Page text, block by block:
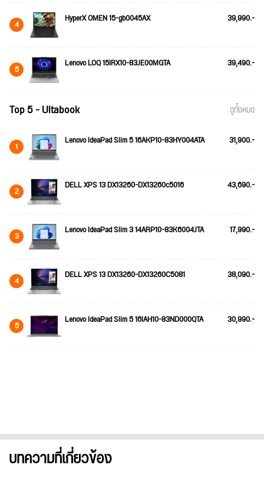
4 HyperX OMEN 15-gb0045AX 39,990.-
5 Lenovo LOQ 15IRX10-83JE00MGTA 39,490.-
Top 5 - Ultabook ดูทั้งหมด
1 Lenovo IdeaPad Slim 5 16AKP10-83HY004ATA 31,900.-
2 DELL XPS 13 DX13260-DX13260c5016 43,690.-
3 Lenovo IdeaPad Slim 3 14ARP10-83K6004JTA 17,990.-
4 DELL XPS 13 DX13260-DX13260C5081 38,090.-
5 Lenovo IdeaPad Slim 5 16IAH10-83ND000QTA 30,990.-
บทความที่เกี่ยวข้อง